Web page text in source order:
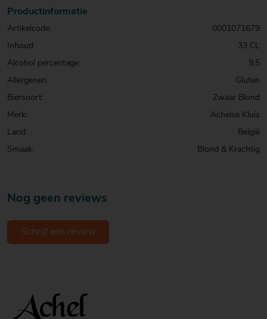
Nog geen reviews
Schrijf een review
Productinformatie
Artikelcode:
0001071679
Inhoud:
33 CL
Alcohol percentage:
9,5
Allergenen:
Gluten
Biersoort:
Zwaar Blond
Merk:
Achelse Kluis
Land:
België
Smaak:
Blond & Krachtig